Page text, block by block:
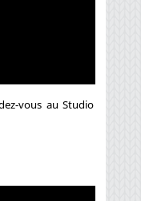
vous au Studio